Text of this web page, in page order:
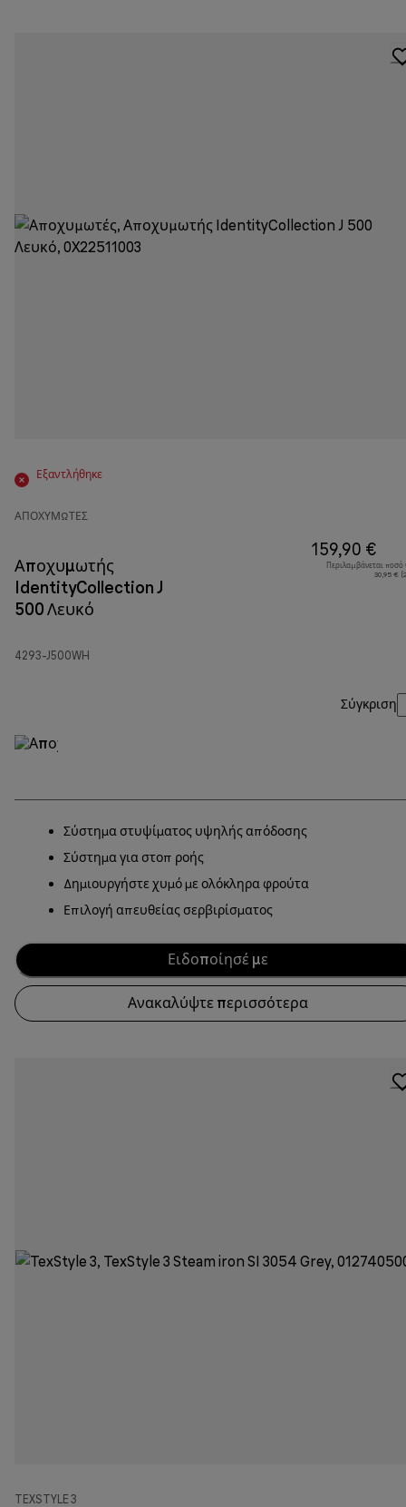
Εξαντλήθηκε
ΑΠΟΧΥΜΩΤΈΣ
Αποχυμωτής
IdentityCollection J
500 Λευκό
4293-J500WH
159,90 €
Περιλαμβάνεται
30,95 €
Σύγκριση
Σύστημα στυψίματος υψηλής απόδοσης
Σύστημα για στοπ ροής
Δημιουργήστε χυμό με ολόκληρα φρούτα
Επιλογή απευθείας σερβιρίσματος
Ειδοποίησέ με
Ανακαλύψτε περισσότερα
TEXSTYLE 3